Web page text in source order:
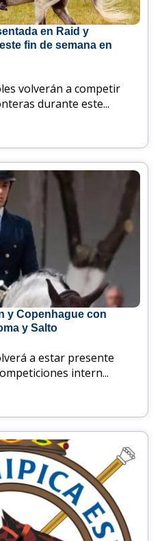
en Raid y
fin de semana en
volverán a competir
durante este...
y Copenhague con
y Salto
a estar presente
intern...